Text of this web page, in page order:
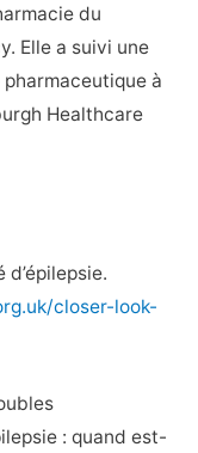
du
Elle a suivi une
à
Healthcare
d’épilepsie.
closer-look-
: quand est-